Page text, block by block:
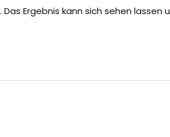
Ergebnis kann sich sehen lassen